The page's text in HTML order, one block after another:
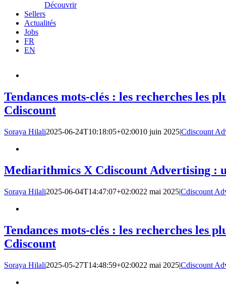
Découvrir
Sellers
Actualités
Jobs
FR
EN
Tendances mots-clés : les recherches les
Cdiscount
Soraya Hilali2025-06-24T10:18:05+02:0010 juin 2025|Cdiscount
Mediarithmics X Cdiscount Advertising :
Soraya Hilali2025-06-04T14:47:07+02:0022 mai 2025|Cdiscount
Tendances mots-clés : les recherches les
Cdiscount
Soraya Hilali2025-05-27T14:48:59+02:0022 mai 2025|Cdiscount